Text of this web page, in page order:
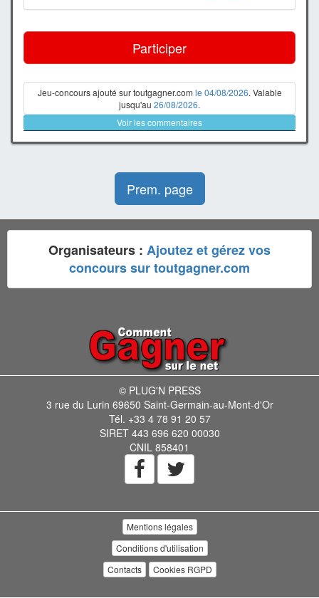
Participer
Jeu-concours ajouté sur toutgagner.com le 04/08/2026. Valable
jusqu'au 26/08/2026.
Voir les commentaires
Prem. page
Organisateurs : Ajoutez et gérez vos
concours sur toutgagner.com
© PLUG'N PRESS
3 rue du Lurin 69650 Saint-Germain-au-Mont-d'Or
Tél. +33 4 78 91 20 57
SIRET 443 696 620 00030
CNIL 858401
Mentions légales
Conditions d'utilisation
Contacts
Cookies RGPD